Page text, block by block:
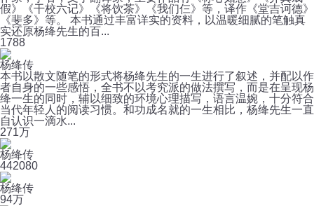
假》《干校六记》《将饮茶》《我们仨》等，译作《堂吉诃德》
《斐多》等。 本书通过丰富详实的资料，以温暖细腻的笔触真
实还原杨绛先生的百...
1788
杨绛传
本书以散文随笔的形式将杨绛先生的一生进行了叙述，并配以作
者自身的一些感悟，全书不以考究派的做法撰写，而是在呈现杨
绛一生的同时，辅以细致的环境心理描写，语言温婉，十分符合
当代年轻人的阅读习惯。和功成名就的一生相比，杨绛先生一直
自认识一滴水...
271万
杨绛传
442080
杨绛传
94万